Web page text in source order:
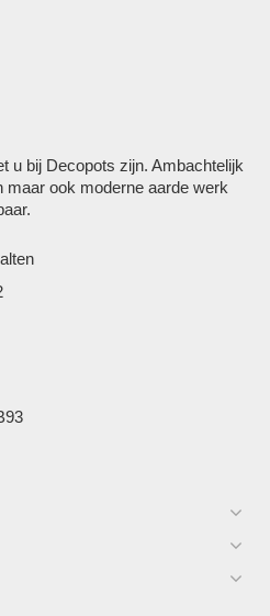
u bij Decopots zijn. Ambachtelijk
ook moderne aarde werk